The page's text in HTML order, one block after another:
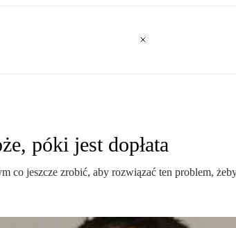
póki jest dopłata
co jeszcze zrobić, aby rozwiązać ten problem,